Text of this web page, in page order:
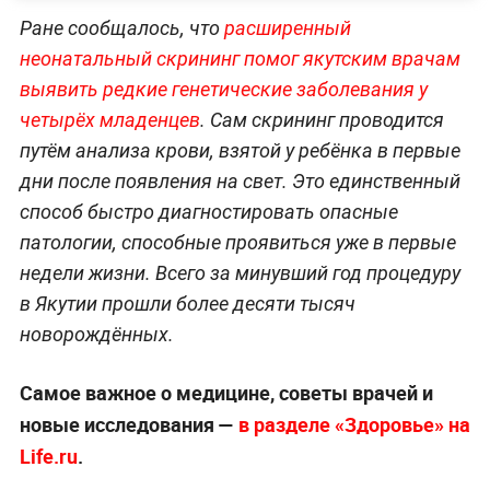
Ране сообщалось, чторасширенный
неонатальный скрининг помог якутским врачам
выявить редкие генетические заболевания у
четырёх младенцев. Сам скрининг проводится
путём анализа крови, взятой у ребёнка в первые
дни после появления на свет. Это единственный
способ быстро диагностировать опасные
патологии, способные проявиться уже в первые
недели жизни. Всего за минувший год процедуру
в Якутии прошли более десяти тысяч
новорождённых.
Самое важное о медицине, советы врачей и
новые исследования — в разделе «Здоровье» на
Life.ru.